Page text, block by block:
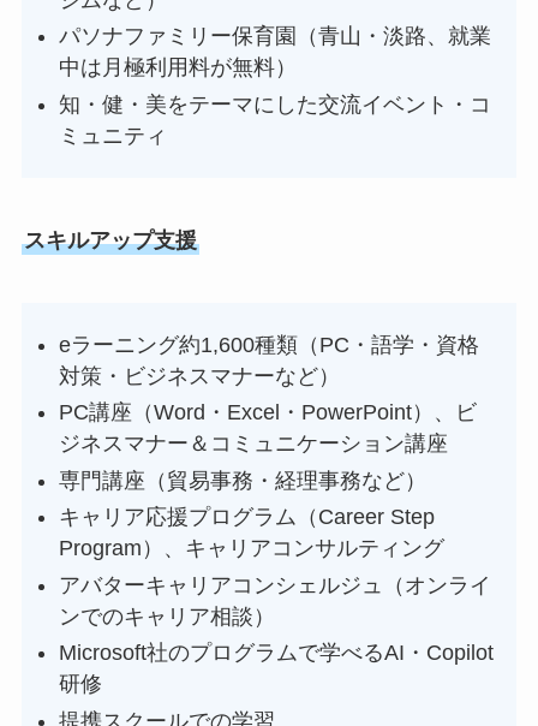
パソナファミリー保育園（青山・淡路、就業
中は月極利用料が無料）
知・健・美をテーマにした交流イベント・コ
ミュニティ
スキルアップ支援
eラーニング約1,600種類（PC・語学・資格
対策・ビジネスマナーなど）
PC講座（Word・Excel・PowerPoint）、ビ
ジネスマナー＆コミュニケーション講座
専門講座（貿易事務・経理事務など）
キャリア応援プログラム（Career Step
Program）、キャリアコンサルティング
アバターキャリアコンシェルジュ（オンライ
ンでのキャリア相談）
Microsoft社のプログラムで学べるAI・Copilot
研修
提携スクールでの学習